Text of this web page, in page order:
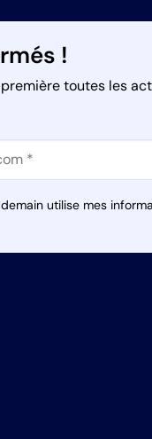
!
toutes les
utilise mes
Personnalisez